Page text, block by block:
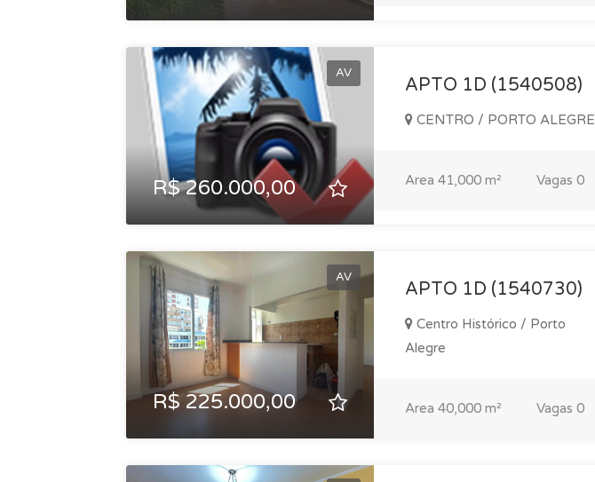
AV
R$ 260.000,00
APTO 1D (1540508)
CENTRO / PORTO ALEGRE
Area 41,000 m² Vagas 0
AV
R$ 225.000,00
APTO 1D (1540730)
Centro Histórico / Porto
Alegre
Area 40,000 m² Vagas 0